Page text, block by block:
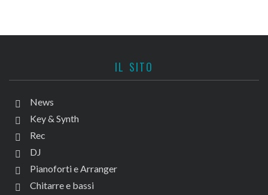
IL SITO
News
Key & Synth
Rec
DJ
Pianoforti e Arranger
Chitarre e bassi